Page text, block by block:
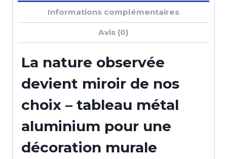
Informations complémentaires
Avis (0)
La nature observée
devient miroir de nos
choix – tableau métal
aluminium pour une
décoration murale